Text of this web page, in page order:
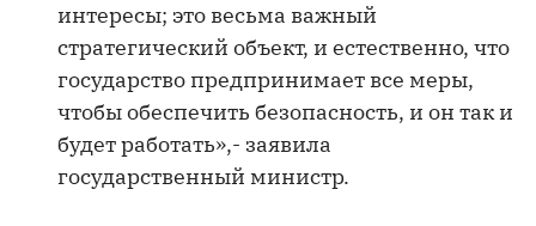
интересы; это весьма важный
стратегический объект, и естественно, что
государство предпринимает все меры,
чтобы обеспечить безопасность, и он так и
будет работать»,- заявила
государственный министр.